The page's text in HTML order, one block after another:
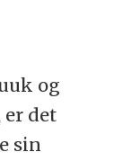
og
er det
sin